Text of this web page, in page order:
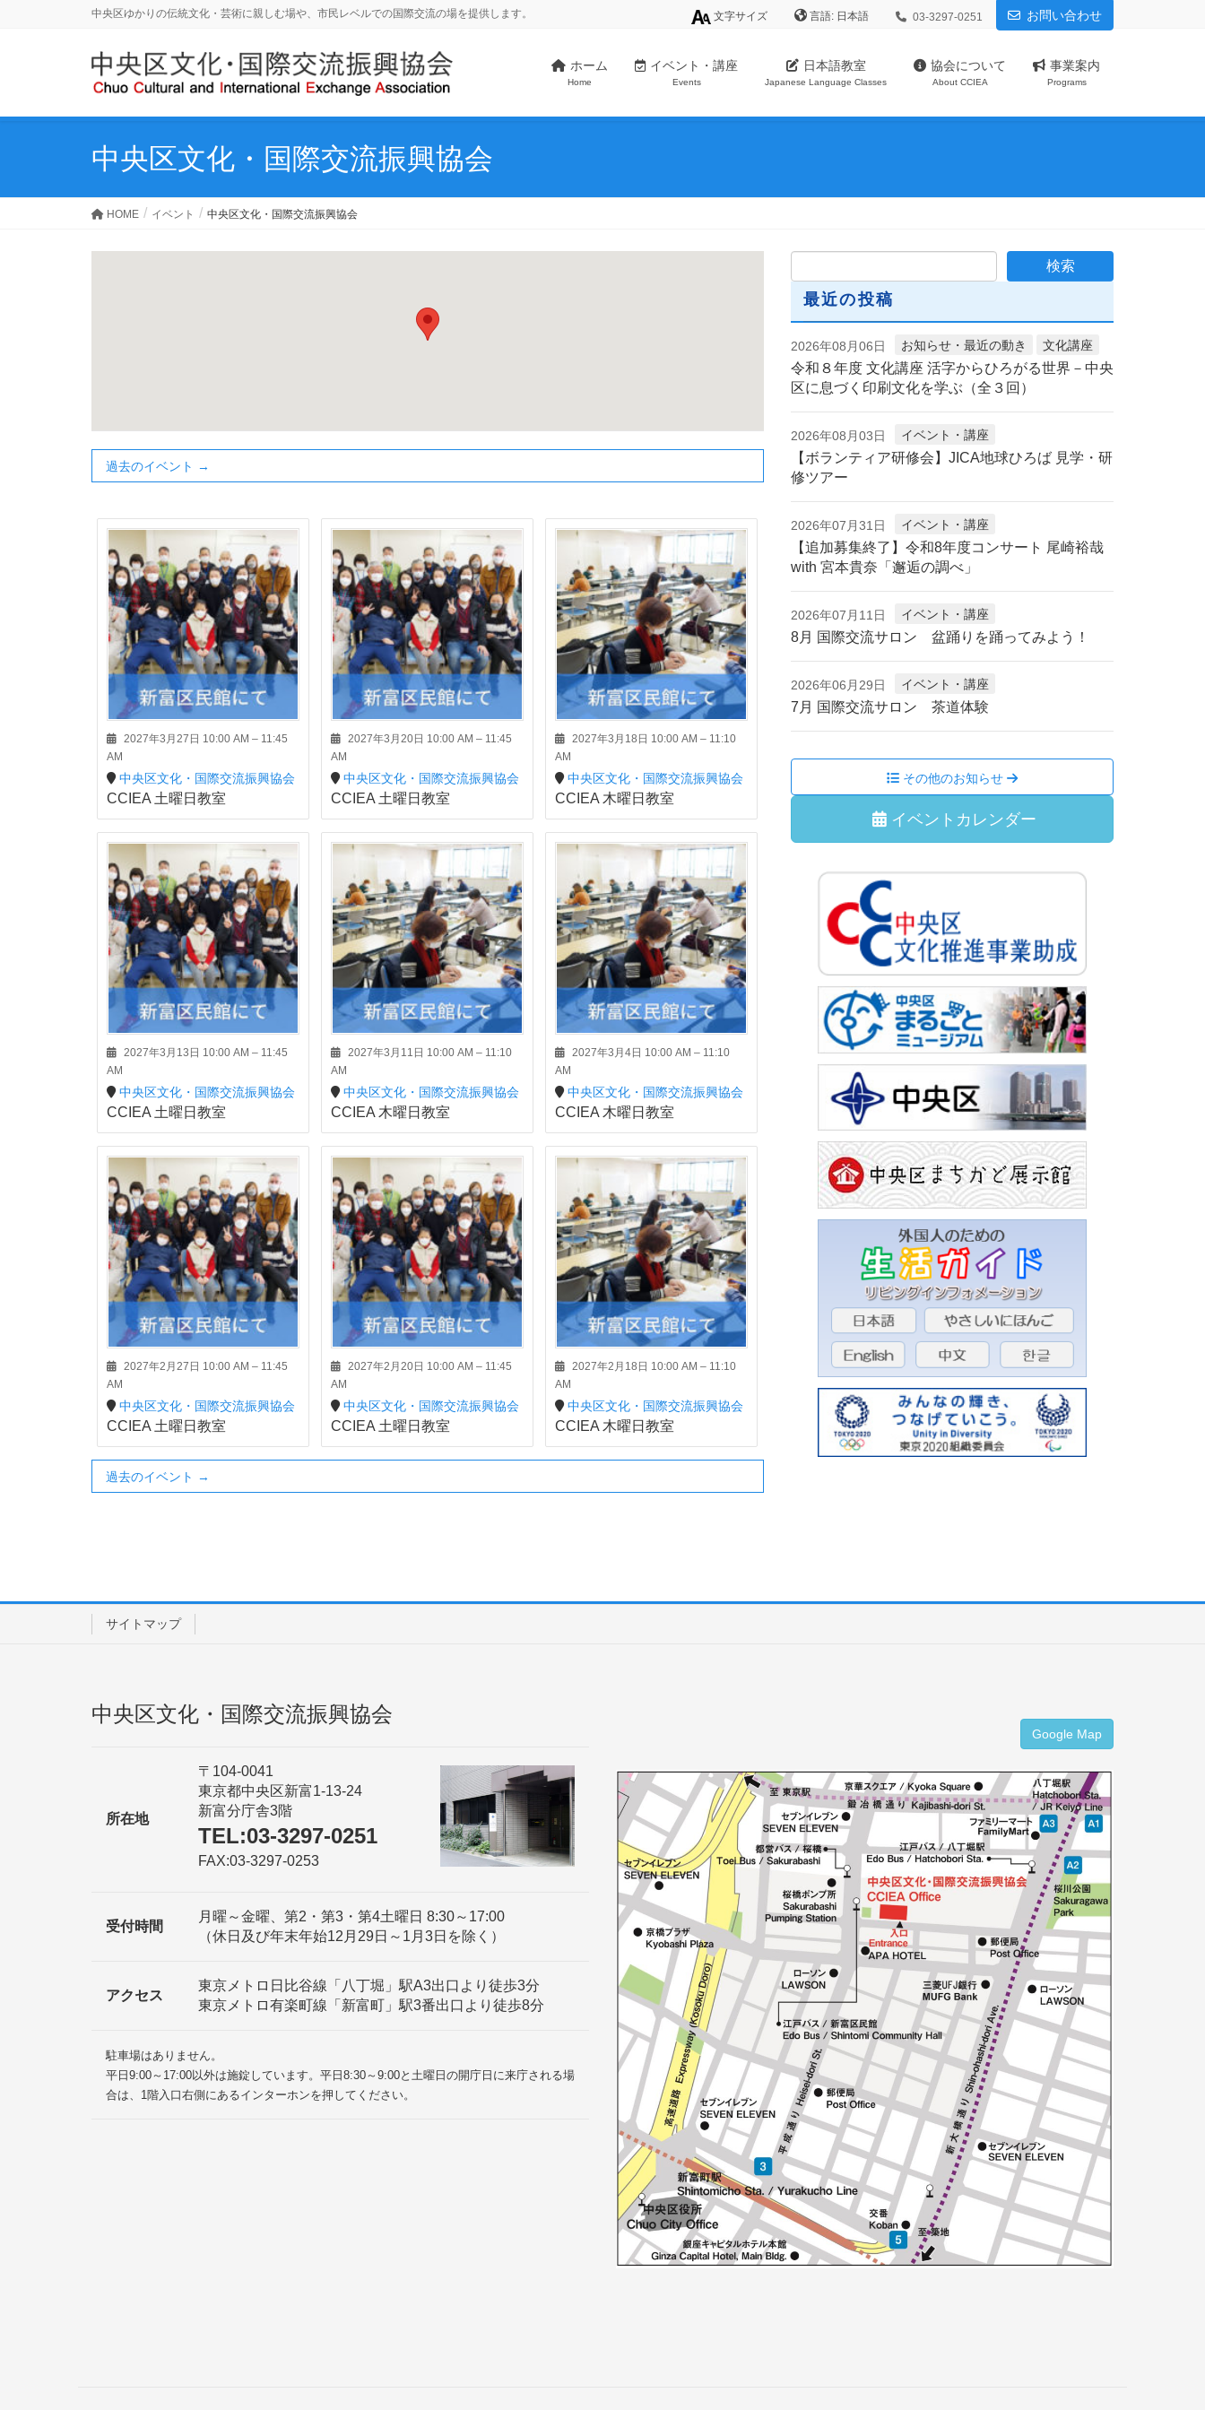
中央区ゆかりの伝統文化・芸術に親しむ場や、市民レベルでの国際交流の場を提供します。 文字サイズ 言語: 03-3297-0251 お問い合わせ
ホーム
Home
イベント・講座
Events
日本語教室
Japanese Language Classes
協会について
About CCIEA
事業案内
Programs
中央区文化・国際交流振興協会
HOME イベント 中央区文化・国際交流振興協会
過去のイベント →
2027年3月27日 10:00 AM – 11:45
AM
中央区文化・国際交流振興協会
CCIEA 土曜日教室
2027年3月20日 10:00 AM – 11:45
AM
中央区文化・国際交流振興協会
CCIEA 土曜日教室
2027年3月18日 10:00 AM – 11:10
AM
中央区文化・国際交流振興協会
CCIEA 木曜日教室
2027年3月13日 10:00 AM – 11:45
AM
中央区文化・国際交流振興協会
CCIEA 土曜日教室
2027年3月11日 10:00 AM – 11:10
AM
中央区文化・国際交流振興協会
CCIEA 木曜日教室
2027年3月4日 10:00 AM – 11:10
AM
中央区文化・国際交流振興協会
CCIEA 木曜日教室
2027年2月27日 10:00 AM – 11:45
AM
中央区文化・国際交流振興協会
CCIEA 土曜日教室
2027年2月20日 10:00 AM – 11:45
AM
中央区文化・国際交流振興協会
CCIEA 土曜日教室
2027年2月18日 10:00 AM – 11:10
AM
中央区文化・国際交流振興協会
CCIEA 木曜日教室
過去のイベント →
最近の投稿
2026年08月06日 お知らせ・最近の動き 文化講座
令和８年度 文化講座 活字からひろがる世界－中央
区に息づく印刷文化を学ぶ（全３回）
2026年08月03日 イベント・講座
【ボランティア研修会】JICA地球ひろば 見学・研
修ツアー
2026年07月31日 イベント・講座
【追加募集終了】令和8年度コンサート 尾崎裕哉
with 宮本貴奈「邂逅の調べ」
2026年07月11日 イベント・講座
8月 国際交流サロン 盆踊りを踊ってみよう！
2026年06月29日 イベント・講座
7月 国際交流サロン 茶道体験
その他のお知らせ
イベントカレンダー
サイトマップ
中央区文化・国際交流振興協会
所在地
〒104-0041
東京都中央区新富1-13-24
新富分庁舎3階
TEL:03-3297-0251
FAX:03-3297-0253
受付時間
月曜～金曜、第2・第3・第4土曜日 8:30～17:00
（休日及び年末年始12月29日～1月3日を除く）
アクセス
東京メトロ日比谷線「八丁堀」駅A3出口より徒歩3分
東京メトロ有楽町線「新富町」駅3番出口より徒歩8分
駐車場はありません。
平日9:00～17:00以外は施錠しています。平日8:30～9:00と土曜日の開庁日に来庁される場
合は、1階入口右側にあるインターホンを押してください。
Google Map